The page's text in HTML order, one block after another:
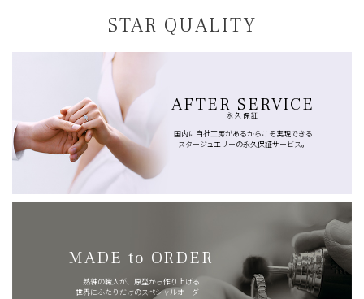
STAR QUALITY
AFTER SERVICE
永久保証
国内に自社工房があるからこそ実現できる
スタージュエリーの永久保証サービス。
MADE to ORDER
熟練の職人が、原型から作り上げる
世界にふたりだけのスペシャルオーダー